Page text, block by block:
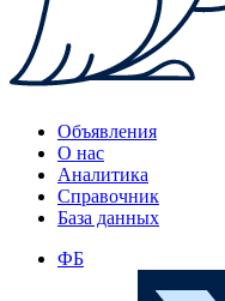
Объявления
О нас
Аналитика
Справочник
База данных
ФБ